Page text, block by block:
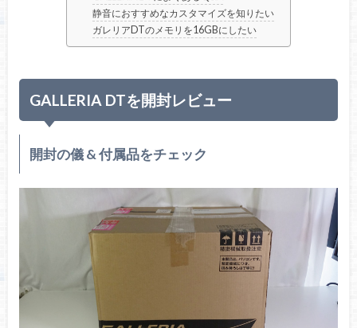
静音におすすめなカスタマイズを知りたい
ガレリアDTのメモリを16GBにしたい
GALLERIA DTを開封レビュー
開封の儀 & 付属品をチェック